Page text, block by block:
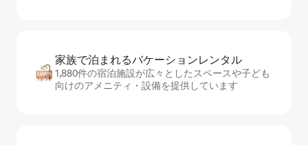
家族で泊まれるバ⁠ケ⁠ー⁠シ⁠ョ⁠ンレ⁠ン⁠タ⁠ル
1,880件の宿泊施設が広々としたスペースや子ども
向けのアメニティ・設備を提供しています